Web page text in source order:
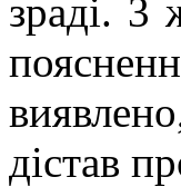
зраді. 3
дістав